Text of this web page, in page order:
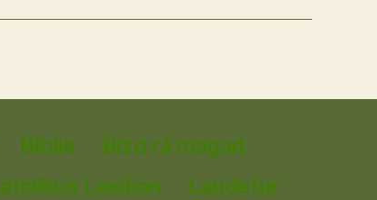
Biblia
Bízd rá magad
Lexikon
Laudetur